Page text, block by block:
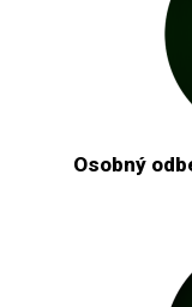
Osobný